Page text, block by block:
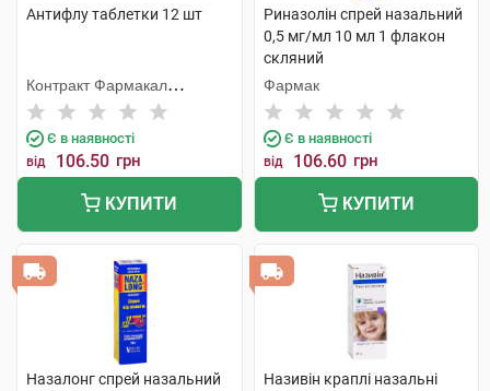
Антифлу таблетки 12 шт
Контракт Фармакал
Корпорейшн
Є в наявності
від 106.50 грн
КУПИТИ
Риназолін спрей назальний
0,5 мг/мл 10 мл 1 флакон
скляний
Фармак
Є в наявності
від 106.60 грн
КУПИТИ
Назалонг спрей назальний
Називін краплі назальні